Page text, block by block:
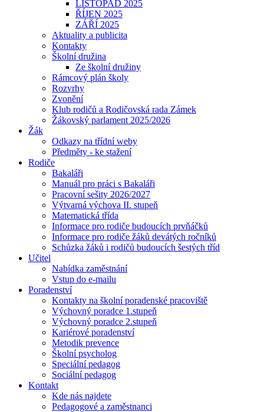
LISTOPAD 2025
ŘÍJEN 2025
ZÁŘÍ 2025
Aktuality a publicita
Kontakty
Školní družina
Ze školní družiny
Rámcový plán školy
Rozvrhy
Zvonění
Klub rodičů a Rodičovská rada Zámek
Žákovský parlament 2025/2026
Žák
Odkazy na třídní weby
Předměty - ke stažení
Rodiče
Bakaláři
Manuál pro práci s Bakaláři
Pracovní sešity 2026/2027
Výtvarná výchova II. stupeň
Matematická třída
Informace pro rodiče budoucích prvňáčků
Informace pro rodiče žáků devátých ročníků
Schůzka žáků i rodičů budoucích šestých tříd
Učitel
Nabídka zaměstnání
Vstup do e-mailu
Poradenství
Kontakty na školní poradenské pracoviště
Výchovný poradce 1.stupeň
Výchovný poradce 2.stupeň
Kariérové poradenství
Metodik prevence
Školní psycholog
Speciální pedagog
Sociální pedagog
Kontakt
Kde nás najdete
Pedagogové a zaměstnanci